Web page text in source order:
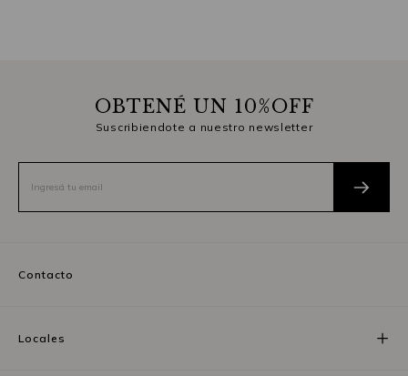
OBTENÉ UN 10%OFF
Suscribiendote a nuestro newsletter
Contacto
Locales